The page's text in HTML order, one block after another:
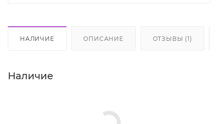
НАЛИЧИЕ ОПИСАНИЕ ОТЗЫВЫ (1)
Наличие